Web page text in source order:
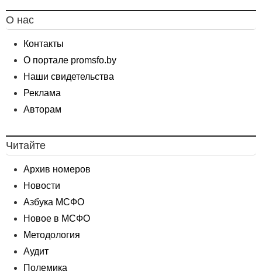
О нас
Контакты
О портале promsfo.by
Наши свидетельства
Реклама
Авторам
Читайте
Архив номеров
Новости
Азбука МСФО
Новое в МСФО
Методология
Аудит
Полемика